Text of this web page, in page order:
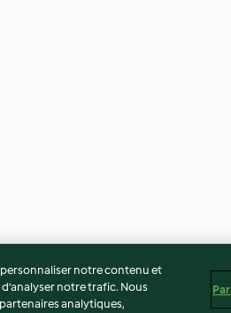
notre contenu et
notre trafic. Nous
analytiques,